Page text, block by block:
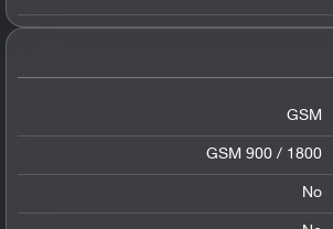
GSM
GSM 900 / 1800
No